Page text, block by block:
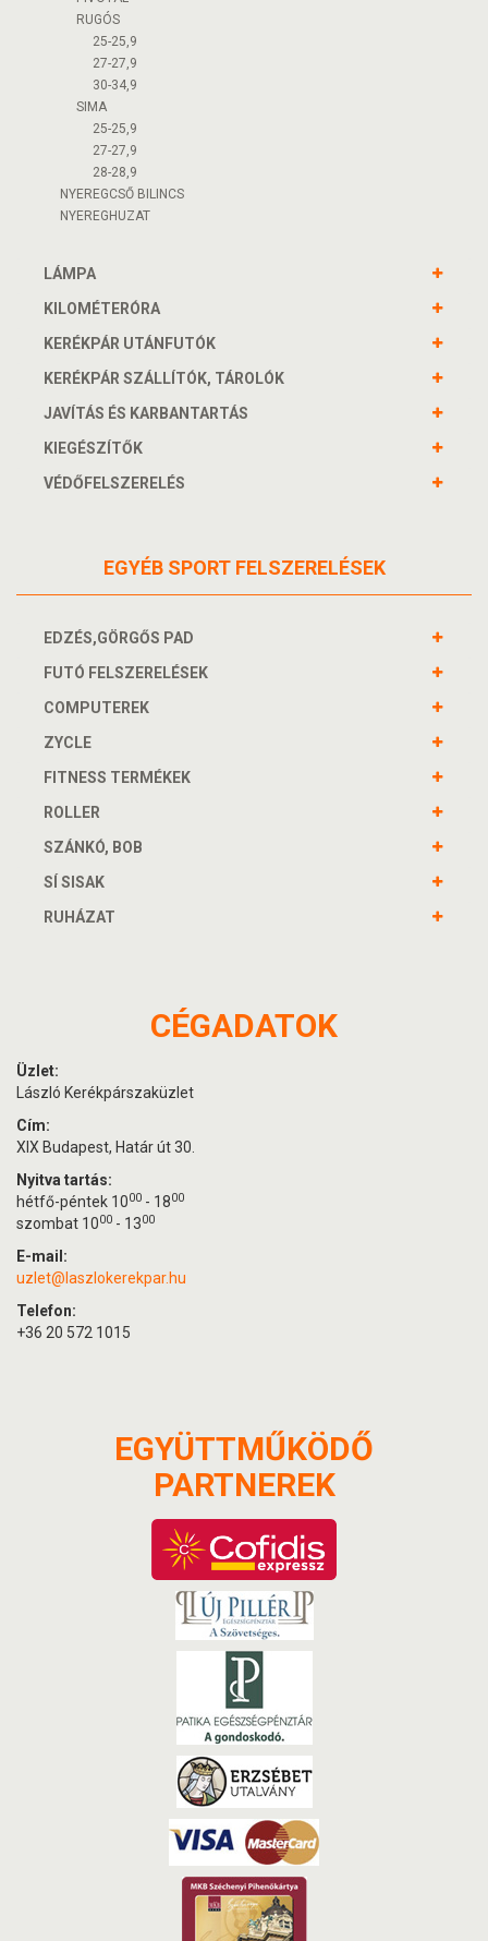
RUGÓS
25-25,9
27-27,9
30-34,9
SIMA
25-25,9
27-27,9
28-28,9
NYEREGCSŐ BILINCS
NYEREGHUZAT
LÁMPA
KILOMÉTERÓRA
KERÉKPÁR UTÁNFUTÓK
KERÉKPÁR SZÁLLÍTÓK, TÁROLÓK
JAVÍTÁS ÉS KARBANTARTÁS
KIEGÉSZÍTŐK
VÉDŐFELSZERELÉS
EGYÉB SPORT FELSZERELÉSEK
EDZÉS,GÖRGŐS PAD
FUTÓ FELSZERELÉSEK
COMPUTEREK
ZYCLE
FITNESS TERMÉKEK
ROLLER
SZÁNKÓ, BOB
SÍ SISAK
RUHÁZAT
CÉGADATOK
Üzlet:
László Kerékpárszaküzlet
Cím:
XIX Budapest, Határ út 30.
Nyitva tartás:
hétfő-péntek 1000 - 1800
szombat 1000 - 1300
E-mail:
uzlet@laszlokerekpar.hu
Telefon:
+36 20 572 1015
EGYÜTTMŰKÖDŐ
PARTNEREK